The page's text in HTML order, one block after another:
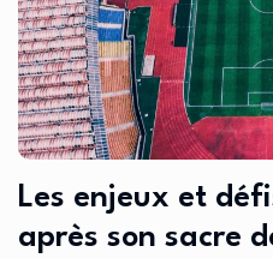
Les enjeux et
après son sacre